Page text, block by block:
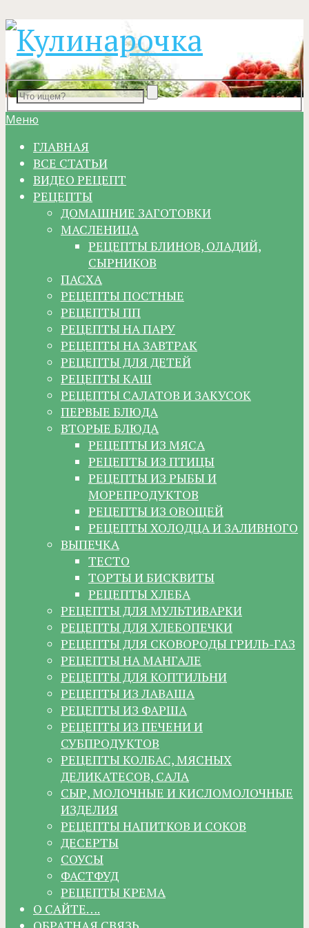
Меню
ГЛАВНАЯ
ВСЕ СТАТЬИ
ВИДЕО РЕЦЕПТ
РЕЦЕПТЫ
ДОМАШНИЕ ЗАГОТОВКИ
МАСЛЕНИЦА
РЕЦЕПТЫ БЛИНОВ, ОЛАДИЙ,
СЫРНИКОВ
ПАСХА
РЕЦЕПТЫ ПОСТНЫЕ
РЕЦЕПТЫ ПП
РЕЦЕПТЫ НА ПАРУ
РЕЦЕПТЫ НА ЗАВТРАК
РЕЦЕПТЫ ДЛЯ ДЕТЕЙ
РЕЦЕПТЫ КАШ
РЕЦЕПТЫ САЛАТОВ И ЗАКУСОК
ПЕРВЫЕ БЛЮДА
ВТОРЫЕ БЛЮДА
РЕЦЕПТЫ ИЗ МЯСА
РЕЦЕПТЫ ИЗ ПТИЦЫ
РЕЦЕПТЫ ИЗ РЫБЫ И
МОРЕПРОДУКТОВ
РЕЦЕПТЫ ИЗ ОВОЩЕЙ
РЕЦЕПТЫ ХОЛОДЦА И ЗАЛИВНОГО
ВЫПЕЧКА
ТЕСТО
ТОРТЫ И БИСКВИТЫ
РЕЦЕПТЫ ХЛЕБА
РЕЦЕПТЫ ДЛЯ МУЛЬТИВАРКИ
РЕЦЕПТЫ ДЛЯ ХЛЕБОПЕЧКИ
РЕЦЕПТЫ ДЛЯ СКОВОРОДЫ ГРИЛЬ-ГАЗ
РЕЦЕПТЫ НА МАНГАЛЕ
РЕЦЕПТЫ ДЛЯ КОПТИЛЬНИ
РЕЦЕПТЫ ИЗ ЛАВАША
РЕЦЕПТЫ ИЗ ФАРША
РЕЦЕПТЫ ИЗ ПЕЧЕНИ И
СУБПРОДУКТОВ
РЕЦЕПТЫ КОЛБАС, МЯСНЫХ
ДЕЛИКАТЕСОВ, САЛА
СЫР, МОЛОЧНЫЕ И КИСЛОМОЛОЧНЫЕ
ИЗДЕЛИЯ
РЕЦЕПТЫ НАПИТКОВ И СОКОВ
ДЕСЕРТЫ
СОУСЫ
ФАСТФУД
РЕЦЕПТЫ КРЕМА
О САЙТЕ….